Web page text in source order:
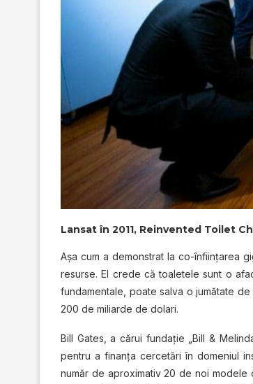
Lansat în 2011, Reinvented Toilet
Aşa cum a demonstrat la co-înfiinţarea
resurse. El crede că toaletele sunt o
fundamentale, poate salva o jumătate
200 de miliarde de dolari.
Bill Gates, a cărui fundaţie „Bill &
pentru a finanţa cercetări în domeniul
număr de aproximativ 20 de noi